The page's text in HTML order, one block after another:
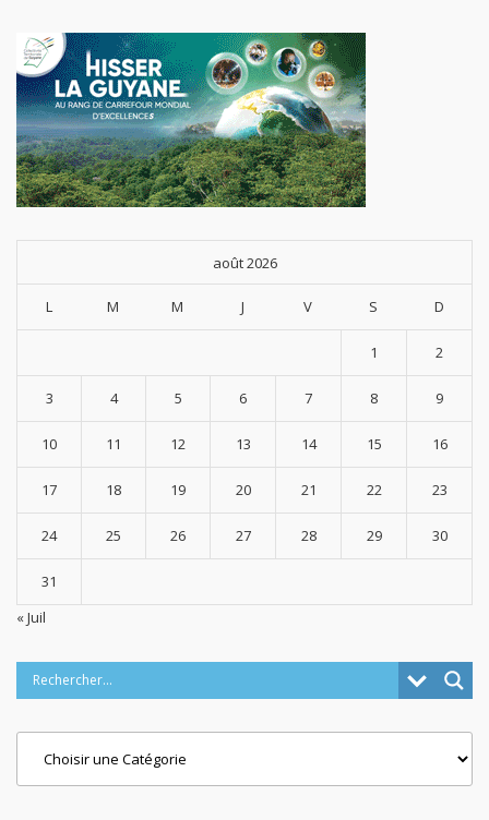
août 2026
L M M J V S D
1 2
3 4 5 6 7 8 9
10 11 12 13 14 15 16
17 18 19 20 21 22 23
24 25 26 27 28 29 30
31
« Juil